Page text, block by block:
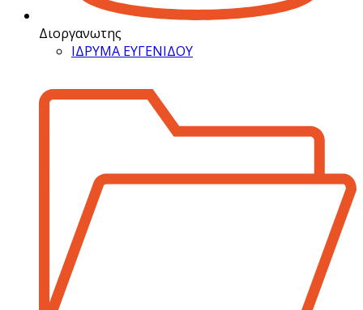
Διοργανωτης
ΙΔΡΥΜΑ ΕΥΓΕΝΙΔΟΥ